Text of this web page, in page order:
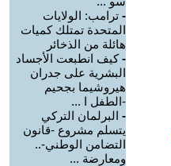
- ترامب: الولايات
المتحدة تمتلك كميات
هائلة من الذخائر
-كيف انطبعت الأجساد
البشرية على جدران
هيروشيما بجحيم
-الطفل ا ...
- البرلمان التركي
يتسلم مشروع -قانون
التضامن الوطني-..
ومعارضة ...